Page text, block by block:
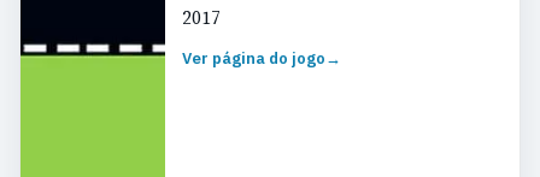
2017
Ver página do jogo→